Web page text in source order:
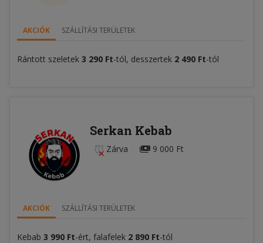
AKCIÓK SZÁLLÍTÁSI TERÜLETEK
Rántott szeletek 3 290 Ft-tól, desszertek 2 490 Ft-tól
Serkan Kebab
Zárva 9 000 Ft
AKCIÓK SZÁLLÍTÁSI TERÜLETEK
Kebab 3 990 Ft-ért, falafelek 2 890 Ft-tól